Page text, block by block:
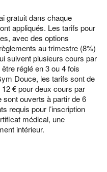
gratuit dans chaque
appliqués. Les tarifs pour
avec des options
au trimestre (8%)
suivent plusieurs cours par
réglé en 3 ou 4 fois
Douce, les tarifs sont de
€ pour deux cours par
ouverts à partir de 6
requis pour l’inscription
médical, une
intérieur.